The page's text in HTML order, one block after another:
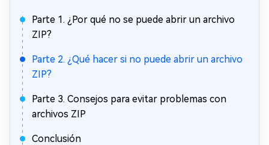
Parte 1. ¿Por qué no se puede abrir un archivo
ZIP?
Parte 2. ¿Qué hacer si no puede abrir un archivo
ZIP?
Parte 3. Consejos para evitar problemas con
archivos ZIP
Conclusión